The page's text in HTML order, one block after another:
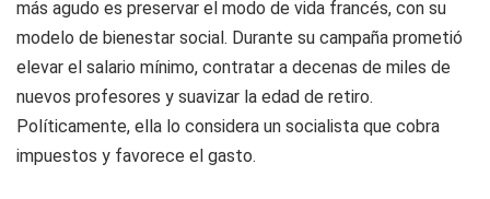
más agudo es preservar el modo de vida francés, con su
modelo de bienestar social. Durante su campaña prometió
elevar el salario mínimo, contratar a decenas de miles de
nuevos profesores y suavizar la edad de retiro.
Políticamente, ella lo considera un socialista que cobra
impuestos y favorece el gasto.